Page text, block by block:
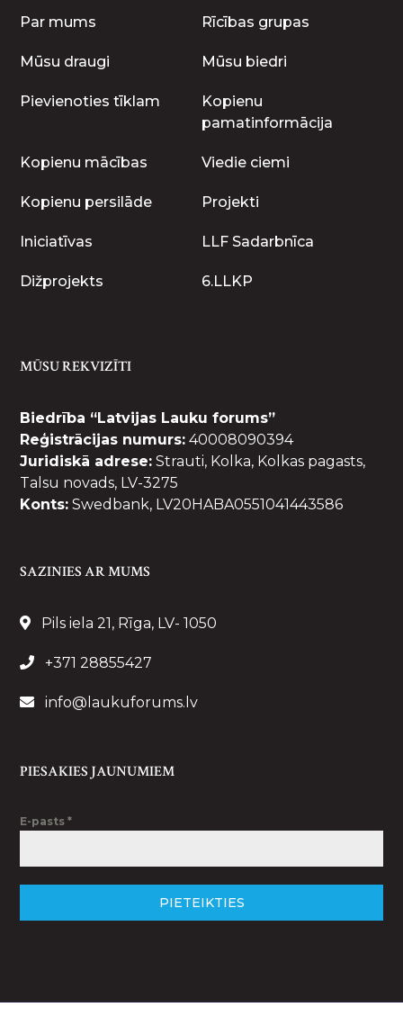
Par mums Rīcības grupas
Mūsu draugi Mūsu biedri
Pievienoties tīklam
Kopienu
pamatinformācija
Kopienu mācības Viedie ciemi
Kopienu persilāde Projekti
Iniciatīvas LLF Sadarbnīca
Dižprojekts 6.LLKP
MŪSU REKVIZĪTI
Biedrība “Latvijas Lauku forums”
Reģistrācijas numurs: 40008090394
Juridiskā adrese: Strauti, Kolka, Kolkas pagasts,
Talsu novads, LV-3275
Konts: Swedbank, LV20HABA0551041443586
SAZINIES AR MUMS
Pils iela 21, Rīga, LV- 1050
+371 28855427
info@laukuforums.lv
PIESAKIES JAUNUMIEM
E-pasts*
PIETEIKTIES